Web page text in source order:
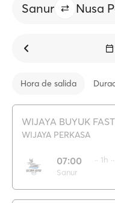
Sanur Nusa
Hora de salida
WIJAYA BUYUK
WIJAYA PERKASA
07:00
Sanur
·· 1h ··